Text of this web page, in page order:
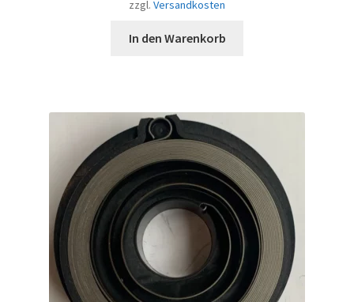
zzgl. Versandkosten
In den Warenkorb